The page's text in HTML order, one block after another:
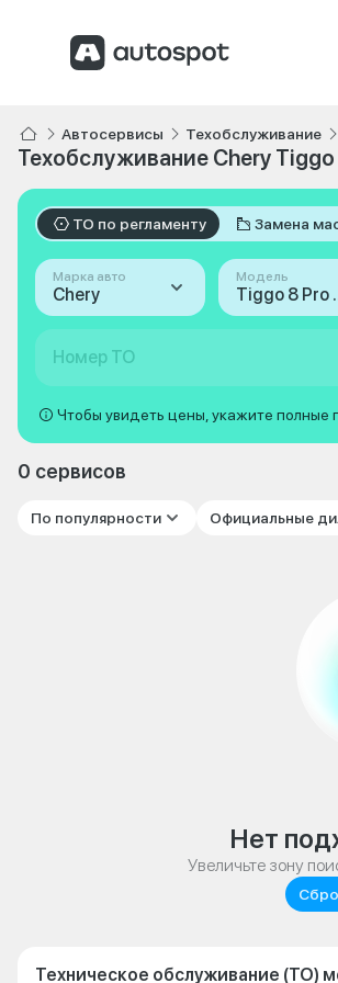
Автосервисы Техобслуживание
Техобслуживание Chery
ТО по регламенту Замена
Марка авто
Chery
Модель
Tiggo
Номер ТО
Чтобы увидеть цены, укажите полные
0 сервисов
По популярности Официальные
Нет
Увеличьте зону
Техническое обслуживание (ТО)